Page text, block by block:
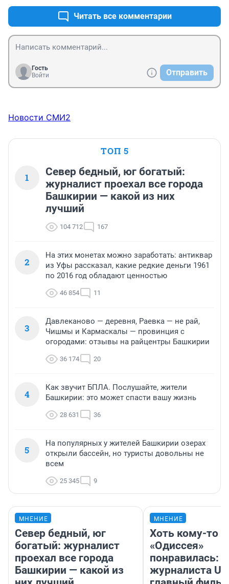
Читать все комментарии
Гость
Войти
Отправить
Новости СМИ2
ТОП 5
1
Север бедный, юг богатый:
журналист проехал все города
Башкирии — какой из них
лучший
104 712 167
2
На этих монетах можно заработать: антиквар
из Уфы рассказал, какие редкие деньги 1961
по 2016 год обладают ценностью
46 854 11
3
Давлеканово — деревня, Раевка — не рай,
Чишмы и Кармаскалы — провинция с
огородами: отзывы на райцентры Башкирии
36 174 20
4
Как звучит БПЛА. Послушайте, жители
Башкирии: это может спасти вашу жизнь
28 631 36
5
На популярных у жителей Башкирии озерах
открыли бассейн, но туристы довольны не
всем
25 345 9
МНЕНИЕ
Север бедный, юг
богатый: журналист
проехал все города
Башкирии — какой из
МНЕНИЕ
Хоть кому-то
«Одиссея»
понравилась:
журналиста